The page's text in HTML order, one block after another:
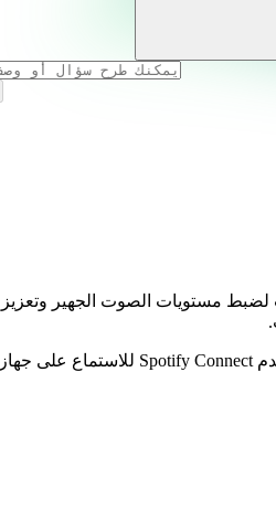
مستويات الصوت الجهير وتعزيز
لا يمكنك تغيير إعدادات الصوت إذا كنت تستخدم Spotify Connect للاستماع على جهاز